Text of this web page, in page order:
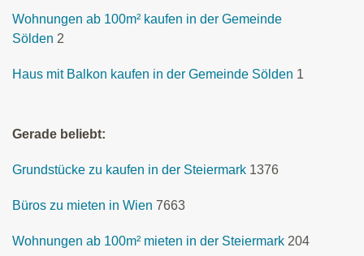
Wohnungen ab 100m² kaufen in der Gemeinde
Sölden 2
Haus mit Balkon kaufen in der Gemeinde Sölden 1
Gerade beliebt:
Grundstücke zu kaufen in der Steiermark 1376
Büros zu mieten in Wien 7663
Wohnungen ab 100m² mieten in der Steiermark 204